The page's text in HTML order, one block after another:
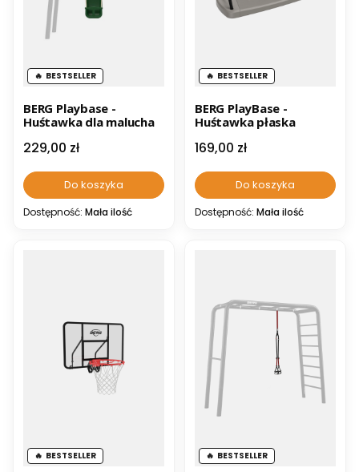
BESTSELLER
BERG Playbase -
Huśtawka dla malucha
Cena
229,00 zł
Do koszyka
Dostępność: Mała ilość
BESTSELLER
BERG PlayBase -
Huśtawka płaska
Cena
169,00 zł
Do koszyka
Dostępność: Mała ilość
BESTSELLER BESTSELLER